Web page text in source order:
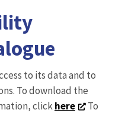
to its data and to
To download the
clickhere
To